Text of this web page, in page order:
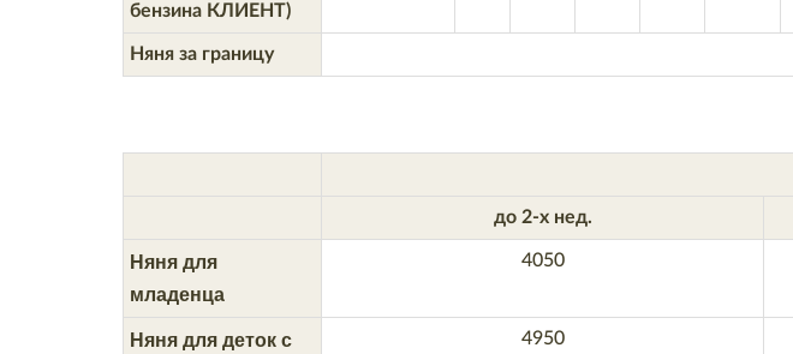
бензина КЛИЕНТ)
Няня за границу
до 2-х нед.
Няня для
младенца
4050
Няня для деток с
4950